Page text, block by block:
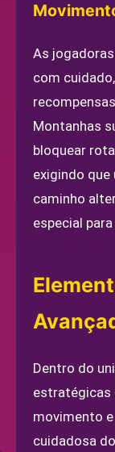
As
com
Montanhas
bloquear
exigindo
caminho
especial
Dentro do
estratégicas
movimento
cuidadosa